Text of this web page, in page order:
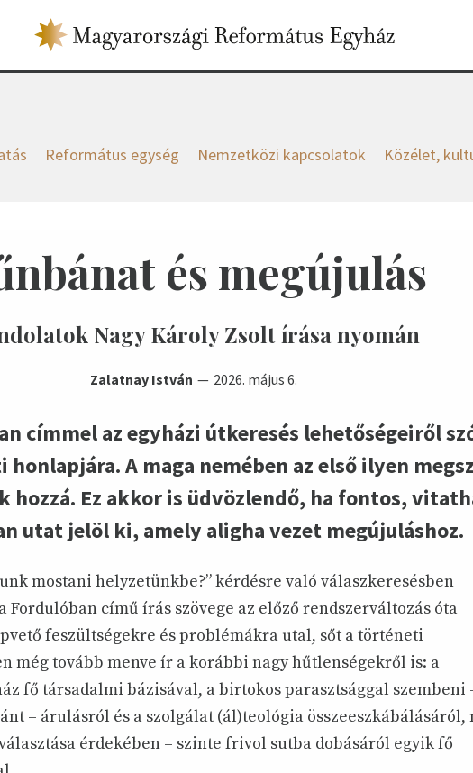
Református egység Nemzetközi kapcsolatok Közélet,
és megújulás
Nagy Károly Zsolt írása nyomán
Zalatnay István 2026. május 6.
címmel az egyházi útkeresés lehetőségeiről
A maga nemében az első ilyen
hozzá. Ez akkor is üdvözlendő, ha fontos,
utat jelöl ki, amely aligha vezet megújuláshoz.
mostani helyzetünkbe?” kérdésre való válaszkeresésben
Fordulóban című írás szövege az előző rendszerváltozás óta
feszültségekre és problémákra utal, sőt a történeti
még tovább menve ír a korábbi nagy hűtlenségekről is: a
fő társadalmi bázisával, a birtokos parasztsággal szembeni
– árulásról és a szolgálat (ál)teológia összeeszkábálásáról,
érdekében – szinte frivol sutba dobásáról egyik fő